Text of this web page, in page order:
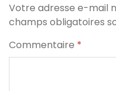
Votre adresse e-mail
champs obligatoires
Commentaire *